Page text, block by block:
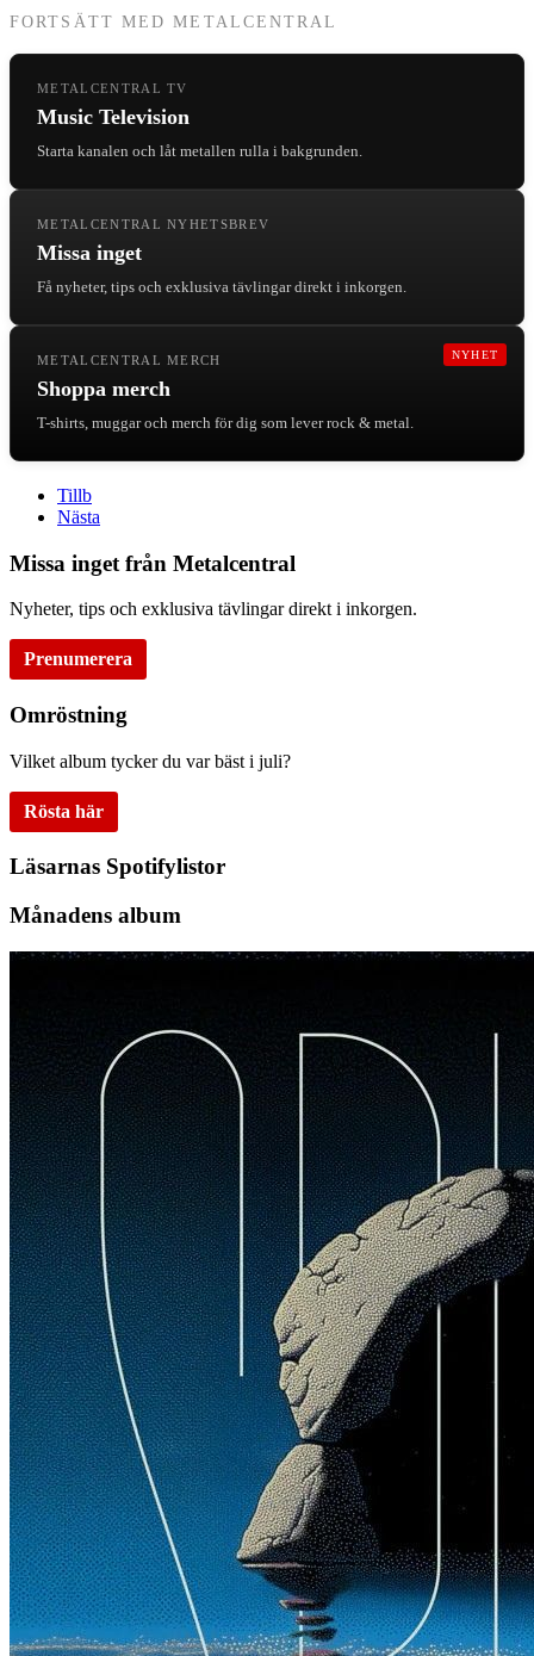
FORTSÄTT MED METALCENTRAL
METALCENTRAL TV
Music Television
Starta kanalen och låt metallen rulla i bakgrunden.
METALCENTRAL NYHETSBREV
Missa inget
Få nyheter, tips och exklusiva tävlingar direkt i inkorgen.
NYHET
METALCENTRAL MERCH
Shoppa merch
T-shirts, muggar och merch för dig som lever rock & metal.
Tillb
Nästa
Missa inget från Metalcentral
Nyheter, tips och exklusiva tävlingar direkt i inkorgen.
Prenumerera
Omröstning
Vilket album tycker du var bäst i juli?
Rösta här
Läsarnas Spotifylistor
Månadens album